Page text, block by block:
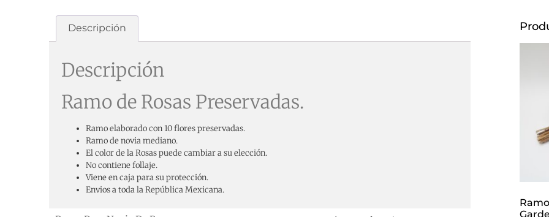
Descripción
Descripción
Ramo de Rosas Preservadas.
Ramo elaborado con 10 flores preservadas.
Ramo de novia mediano.
El color de la Rosas puede cambiar a su elección.
No contiene follaje.
Viene en caja para su protección.
Envios a toda la República Mexicana.